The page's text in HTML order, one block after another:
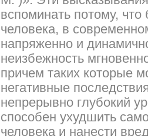
вспоминать потому,
человека, в
напряженно и
неизбежность
причем таких которые
негативные
непрерывно глубокий
способен ухудшить
человека и нанести